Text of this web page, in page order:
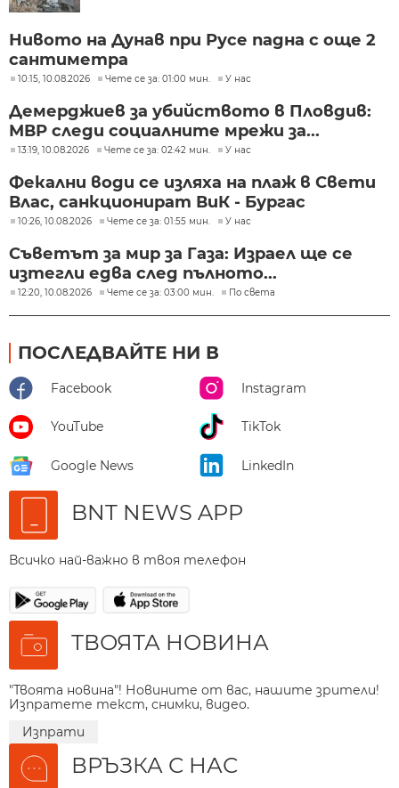
Нивото на Дунав при Русе падна с още 2
сантиметра
10:15, 10.08.2026 Чете се за: 01:00 мин. У нас
Демерджиев за убийството в Пловдив:
МВР следи социалните мрежи за...
13:19, 10.08.2026 Чете се за: 02:42 мин. У нас
Фекални води се изляха на плаж в Свети
Влас, санкционират ВиК - Бургас
10:26, 10.08.2026 Чете се за: 01:55 мин. У нас
Съветът за мир за Газа: Израел ще се
изтегли едва след пълното...
12:20, 10.08.2026 Чете се за: 03:00 мин. По света
ПОСЛЕДВАЙТЕ НИ В
Facebook Instagram
YouTube TikTok
Google News LinkedIn
BNT NEWS APP
Всичко най-важно в твоя телефон
ТВОЯТА НОВИНА
"Твоята новина"! Новините от вас, нашите зрители!
Изпратете текст, снимки, видео.
Изпрати
ВРЪЗКА С НАС